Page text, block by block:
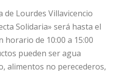
Lourdes Villavicencio
Solidaria» será hasta el
de 10:00 a 15:00
pueden ser agua
alimentos no perecederos,